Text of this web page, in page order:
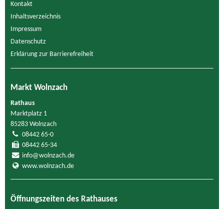
Kontakt
Inhaltsverzeichnis
Impressum
Datenschutz
Erklärung zur Barrierefreiheit
Markt Wolnzach
Rathaus
Marktplatz 1
85283 Wolnzach
08442 65-0
08442 65-34
info@wolnzach.de
www.wolnzach.de
Öffnungszeiten des Rathauses